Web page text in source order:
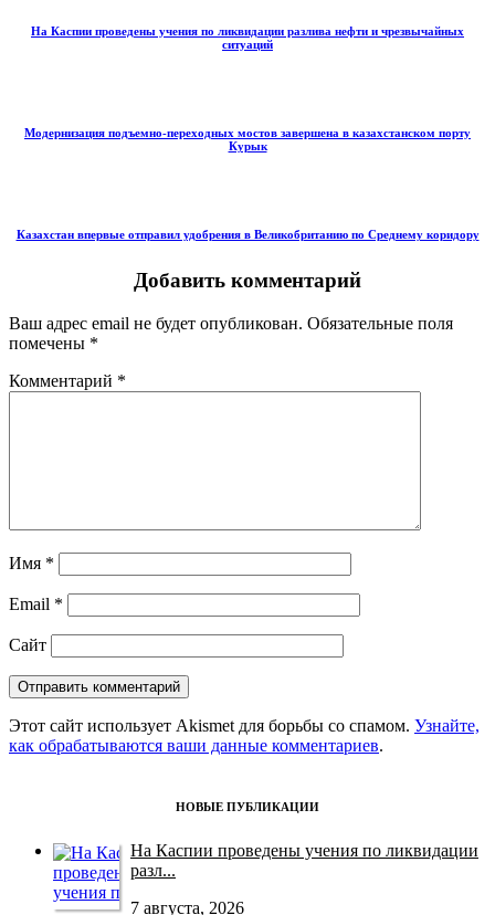
На Каспии проведены учения по ликвидации разлива нефти и чрезвычайных
ситуаций
Модернизация подъемно-переходных мостов завершена в казахстанском порту
Курык
Казахстан впервые отправил удобрения в Великобританию по Среднему коридору
Добавить комментарий
Ваш адрес email не будет опубликован. Обязательные поля
помечены *
Комментарий *
Имя *
Email *
Сайт
Этот сайт использует Akismet для борьбы со спамом. Узнайте,
как обрабатываются ваши данные комментариев.
НОВЫЕ ПУБЛИКАЦИИ
На Каспии проведены учения по ликвидации
разл...
7 августа, 2026